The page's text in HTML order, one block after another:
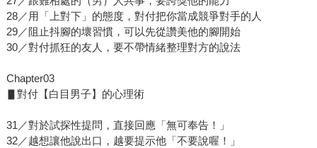
28／用「上對下」的態度，對付把你當成競爭對手的人
29／阻止抖腳的壞習慣，可以先從讚美他的腳開始
30／對付抓狂的友人，要不帶情緒整理對方的說法
Chapter03
▋對付【白目男子】的心理術
31／對於試探性提問，直接回應「無可奉告！」
32／越想讓他說出口，越要提示他「不要說喔！」